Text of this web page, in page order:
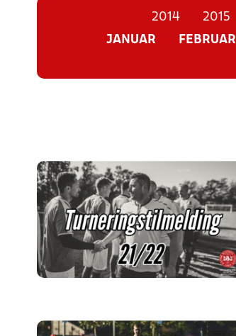
2014 2015
JANUAR
FEBRUAR